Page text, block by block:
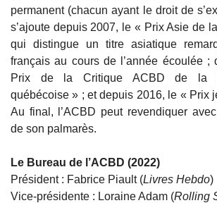
permanent (chacun ayant le droit de
s’ajoute depuis 2007, le « Prix Asie de
qui distingue un titre asiatique
français au cours de l’année écoulée ;
Prix de la Critique ACBD de la
québécoise » ; et depuis 2016, le « Prix
Au final, l’ACBD peut revendiquer
de son palmarès.
Le Bureau de l’ACBD (2022)
Président : Fabrice Piault (Livres Hebdo)
Vice-présidente : Loraine Adam (Rolling